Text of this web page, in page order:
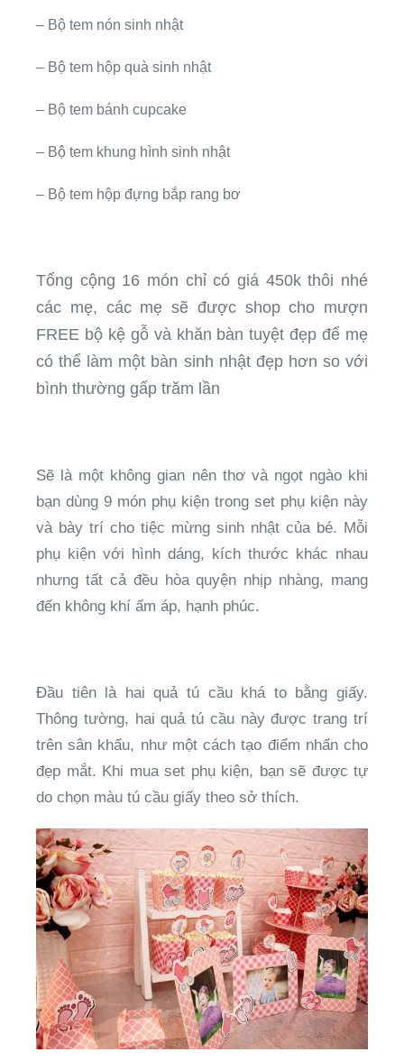
– Bộ tem nón sinh nhật
– Bộ tem hộp quà sinh nhật
– Bộ tem bánh cupcake
– Bộ tem khung hình sinh nhật
– Bộ tem hộp đựng bắp rang bơ
Tổng cộng 16 món chỉ có giá 450k thôi nhé
các mẹ, các mẹ sẽ được shop cho mượn
FREE bộ kệ gỗ và khăn bàn tuyệt đẹp để mẹ
có thể làm một bàn sinh nhật đẹp hơn so với
bình thường gấp trăm lần
Sẽ là một không gian nên thơ và ngọt ngào khi
bạn dùng 9 món phụ kiện trong set phụ kiện này
và bày trí cho tiệc mừng sinh nhật của bé. Mỗi
phụ kiện với hình dáng, kích thước khác nhau
nhưng tất cả đều hòa quyện nhịp nhàng, mang
đến không khí ấm áp, hạnh phúc.
Đầu tiên là hai quả tú cầu khá to bằng giấy.
Thông tường, hai quả tú cầu này được trang trí
trên sân khấu, như một cách tạo điểm nhấn cho
đẹp mắt. Khi mua set phụ kiện, bạn sẽ được tự
do chọn màu tú cầu giấy theo sở thích.